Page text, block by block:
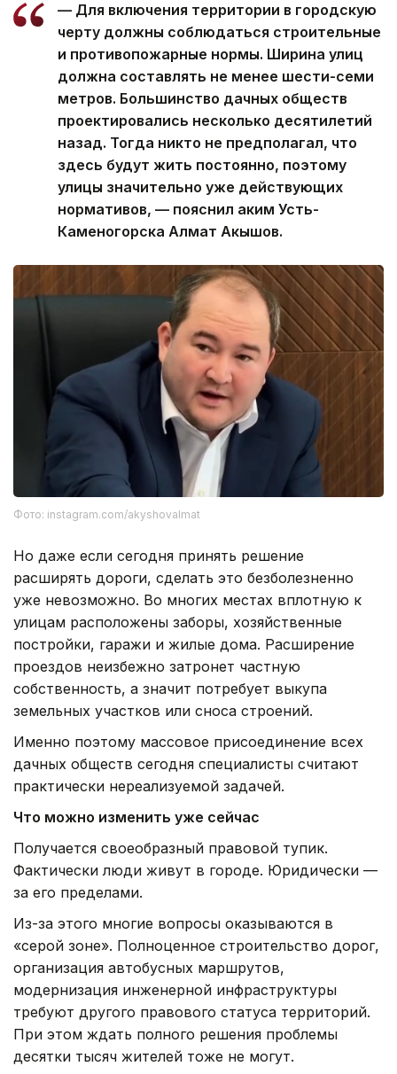
— Для включения территории в городскую
черту должны соблюдаться строительные
и противопожарные нормы. Ширина улиц
должна составлять не менее шести-семи
метров. Большинство дачных обществ
проектировались несколько десятилетий
назад. Тогда никто не предполагал, что
здесь будут жить постоянно, поэтому
улицы значительно уже действующих
нормативов, — пояснил аким Усть-
Каменогорска Алмат Акышов.
Фото: instagram.com/akyshovalmat
Но даже если сегодня принять решение
расширять дороги, сделать это безболезненно
уже невозможно. Во многих местах вплотную к
улицам расположены заборы, хозяйственные
постройки, гаражи и жилые дома. Расширение
проездов неизбежно затронет частную
собственность, а значит потребует выкупа
земельных участков или сноса строений.
Именно поэтому массовое присоединение всех
дачных обществ сегодня специалисты считают
практически нереализуемой задачей.
Что можно изменить уже сейчас
Получается своеобразный правовой тупик.
Фактически люди живут в городе. Юридически —
за его пределами.
Из-за этого многие вопросы оказываются в
«серой зоне». Полноценное строительство дорог,
организация автобусных маршрутов,
модернизация инженерной инфраструктуры
требуют другого правового статуса территорий.
При этом ждать полного решения проблемы
десятки тысяч жителей тоже не могут.